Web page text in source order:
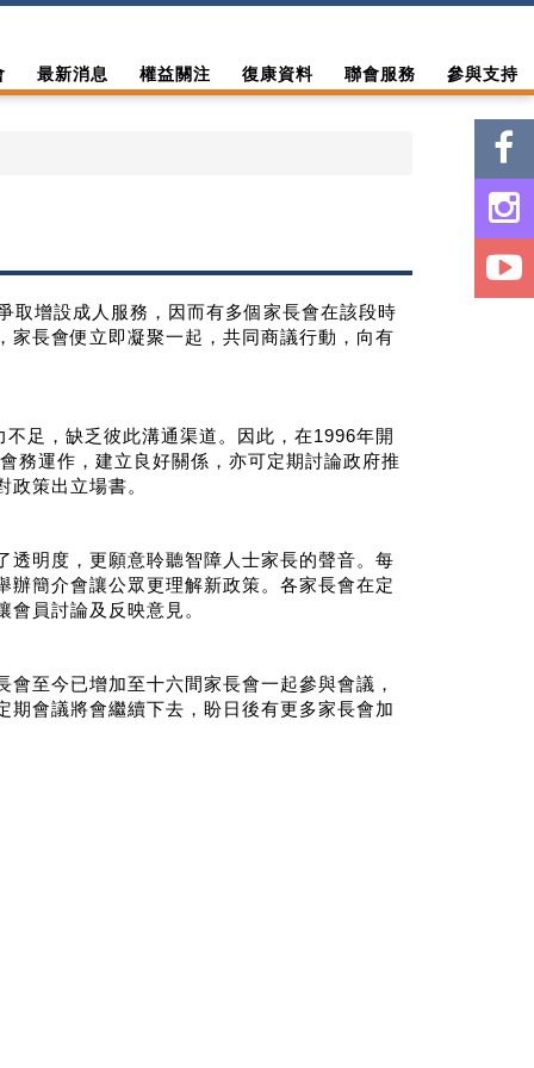
最新消息 權益關注 復康資料 聯會服務 參與支持
取增設成人服務，因而有多個家長會在該段時
長會便立即凝聚一起，共同商議行動，向有
足，缺乏彼此溝通渠道。因此，在1996年開
務運作，建立良好關係，亦可定期討論政府推
政策出立場書。
明度，更願意聆聽智障人士家長的聲音。每
簡介會讓公眾更理解新政策。各家長會在定
會員討論及反映意見。
至今已增加至十六間家長會一起參與會議，
會議將會繼續下去，盼日後有更多家長會加